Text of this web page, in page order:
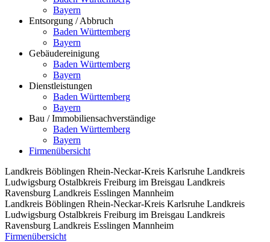
Bayern
Entsorgung / Abbruch
Baden Württemberg
Bayern
Gebäudereinigung
Baden Württemberg
Bayern
Dienstleistungen
Baden Württemberg
Bayern
Bau / Immobiliensachverständige
Baden Württemberg
Bayern
Firmenübersicht
Landkreis Böblingen Rhein-Neckar-Kreis Karlsruhe Landkreis
Ludwigsburg Ostalbkreis Freiburg im Breisgau Landkreis
Ravensburg Landkreis Esslingen Mannheim
Landkreis Böblingen Rhein-Neckar-Kreis Karlsruhe Landkreis
Ludwigsburg Ostalbkreis Freiburg im Breisgau Landkreis
Ravensburg Landkreis Esslingen Mannheim
Firmenübersicht